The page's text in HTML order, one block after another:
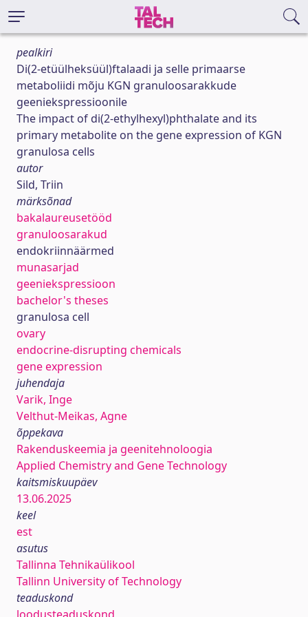
pealkiri
Di(2-etüülheksüül)ftalaadi ja selle primaarse
metaboliidi mõju KGN granuloosarakkude
geeniekspressioonile
The impact of di(2-ethylhexyl)phthalate and its
primary metabolite on the gene expression of KGN
granulosa cells
autor
Sild, Triin
märksõnad
bakalaureusetööd
granuloosarakud
endokriinnäärmed
munasarjad
geeniekspressioon
bachelor's theses
granulosa cell
ovary
endocrine-disrupting chemicals
gene expression
juhendaja
Varik, Inge
Velthut-Meikas, Agne
õppekava
Rakenduskeemia ja geenitehnoloogia
Applied Chemistry and Gene Technology
kaitsmiskuupäev
13.06.2025
keel
est
asutus
Tallinna Tehnikaülikool
Tallinn University of Technology
teaduskond